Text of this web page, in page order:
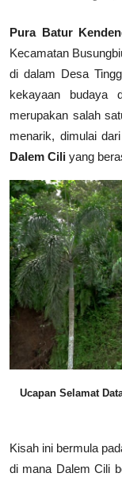
Pura Batur
Kecamatan
di dalam Desa
kekayaan budaya
merupakan salah
menarik, dimulai
Dalem Cili yang
Ucapan Selamat
Kisah ini bermula
di mana Dalem Cili